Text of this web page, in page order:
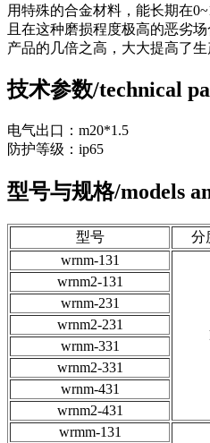
用特殊的合金材料，能长期在
且在这种磨损程度极高的恶劣
产品的几倍之高，大大提高了生
技术参数/technical
电气出口：m20*1.5
防护等级：ip65
型号与规格/models
型号 分
wrnm-131
wrnm2-131
wrnm-231
wrnm2-231
wrnm-331
wrnm2-331
wrnm-431
wrnm2-431
wrmm-131